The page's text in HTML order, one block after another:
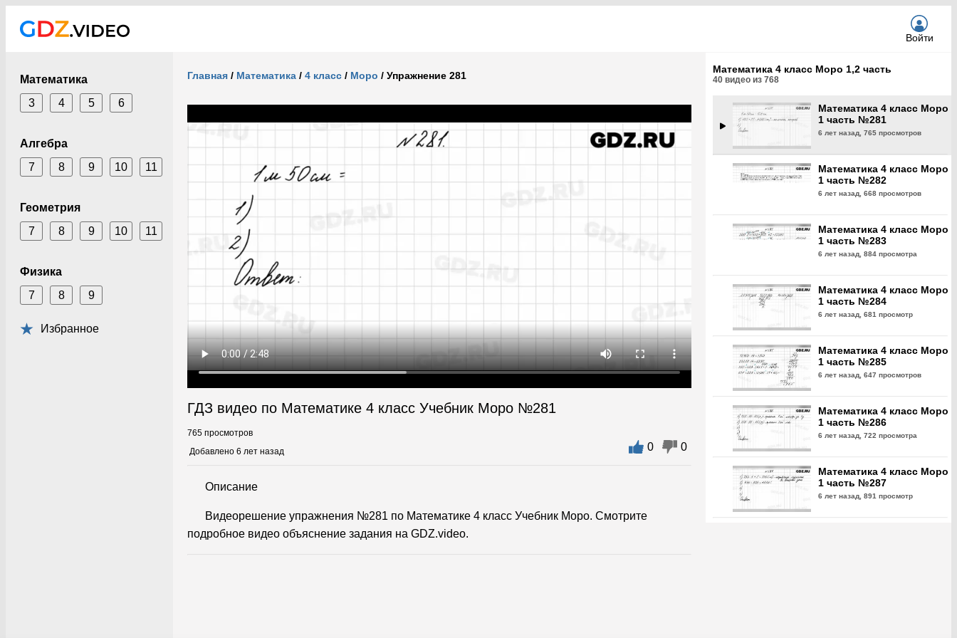
Войти
Математика
3
4 5 6
Алгебра
7
8 9 10 11
Геометрия
7
8 9 10 11
Физика
7
8 9
Избранное
Главная / Математика / 4 класс / Моро / Упражнение 281
ГДЗ видео по Математике 4 класс Учебник Моро №281
765 просмотров
Добавлено 6 лет назад
0 0
Описание
Видеорешение упражнения №281 по Математике 4 класс Учебник Моро. Смотрите
подробное видео объяснение задания на GDZ.video.
Математика 4 класс Моро 1,2 часть
40 видео из 768
6 лет назад,671 просмотр
Математика 4 класс Моро
1 часть №281
6 лет назад, 765 просмотров
Математика 4 класс Моро
1 часть №282
6 лет назад, 668 просмотров
Математика 4 класс Моро
1 часть №283
6 лет назад, 884 просмотра
Математика 4 класс Моро
1 часть №284
6 лет назад, 681 просмотр
Математика 4 класс Моро
1 часть №285
6 лет назад, 647 просмотров
Математика 4 класс Моро
1 часть №286
6 лет назад, 722 просмотра
Математика 4 класс Моро
1 часть №287
6 лет назад, 891 просмотр